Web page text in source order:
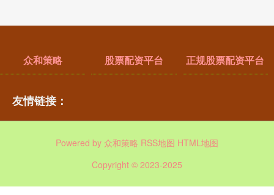
众和策略 股票配资平台 正规股票配资平台
友情链接：
Powered by 众和策略 RSS地图 HTML地图
Copyright © 2023-2025